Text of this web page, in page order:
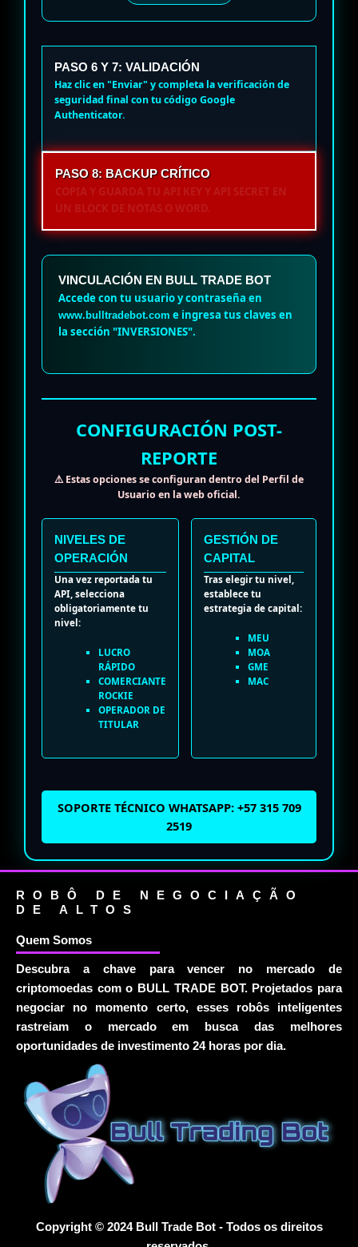
PASO 6 Y 7: VALIDACIÓN
Haz clic en"Enviar" y completa la verificación de
seguridad final con tu código Google
Authenticator.
PASO 8: BACKUP CRÍTICO
COPIA Y GUARDA TU API KEY Y API SECRET EN
UN BLOCK DE NOTAS O WORD.
VINCULACIÓN EN BULL TRADE BOT
Accede con tu usuario y contraseña en
www.bulltradebot.com e ingresa tus claves en
la sección "INVERSIONES".
CONFIGURACIÓN POST-
REPORTE
⚠️ Estas opciones se configuran dentro del Perfil de
Usuario en la web oficial.
NIVELES DE
OPERACIÓN
Una vez reportada tu
API, selecciona
obligatoriamente tu
nivel:
LUCRO
RÁPIDO
COMERCIANTE
ROCKIE
OPERADOR DE
TITULAR
GESTIÓN DE
CAPITAL
Tras elegir tu nivel,
establece tu
estrategia de capital:
MEU
MOA
GME
MAC
SOPORTE TÉCNICO WHATSAPP: +57 315 709
2519
ROBÔ DE NEGOCIAÇÃO
DE ALTOS
Quem Somos
Descubra a chave para vencer no mercado de
criptomoedas com o BULL TRADE BOT. Projetados para
negociar no momento certo, esses robôs inteligentes
rastreiam o mercado em busca das melhores
oportunidades de investimento 24 horas por dia.
Copyright © 2024 Bull Trade Bot - Todos os direitos